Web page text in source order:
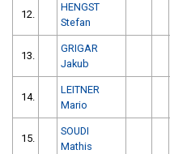
12.
HENGST
Stefan
13.
GRIGAR
Jakub
14.
LEITNER
Mario
15.
SOUDI
Mathis